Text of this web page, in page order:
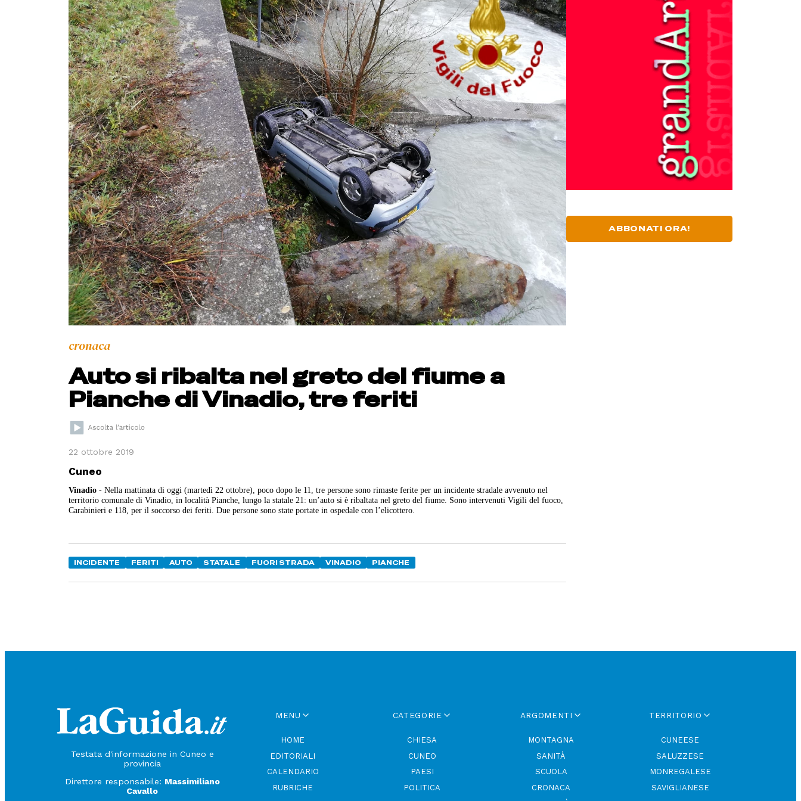
cronaca
Auto si ribalta nel greto del fiume a
Pianche di Vinadio, tre feriti
22 ottobre 2019
Cuneo
Vinadio - Nella mattinata di oggi (martedì 22 ottobre), poco dopo le 11, tre persone sono rimaste ferite per un incidente stradale avvenuto nel
territorio comunale di Vinadio, in località Pianche, lungo la statale 21: un’auto si è ribaltata nel greto del fiume. Sono intervenuti Vigili del fuoco,
Carabinieri e 118, per il soccorso dei feriti. Due persone sono state portate in ospedale con l’elicottero.
INCIDENTE FERITI AUTO STATALE FUORI STRADA VINADIO PIANCHE
ABBONATI ORA!
Testata d'informazione in Cuneo e
provincia
Direttore responsabile: Massimiliano
Cavallo
MENU
HOME
EDITORIALI
CALENDARIO
RUBRICHE
CATEGORIE
CHIESA
CUNEO
PAESI
POLITICA
ARGOMENTI
MONTAGNA
SANITÀ
SCUOLA
CRONACA
TERRITORIO
CUNEESE
SALUZZESE
MONREGALESE
SAVIGLIANESE